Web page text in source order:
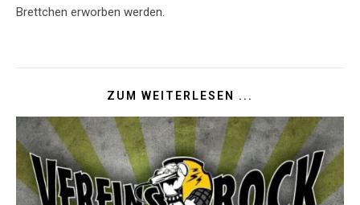
Brettchen erworben werden.
ZUM WEITERLESEN ...